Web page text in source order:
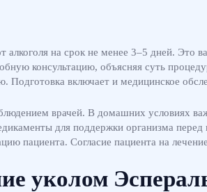
на срок не менее 3–5 дней. Это
консультацию, объясняя суть
Подготовка включает и медицинское
врачей. В домашних условиях
для поддержки организма
пациента. Согласие пациента на
уколом